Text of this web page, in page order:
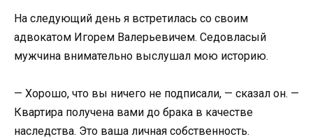
На следующий день я встретилась со своим
адвокатом Игорем Валерьевичем. Седовласый
мужчина внимательно выслушал мою историю.
— Хорошо, что вы ничего не подписали, — сказал он. —
Квартира получена вами до брака в качестве
наследства. Это ваша личная собственность.